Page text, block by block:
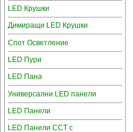
LED Крушки
Димиращи LED Крушки
Спот Осветление
LED Пури
LED Пана
Универсални LED панели
LED Панели
LED Панели CCT с